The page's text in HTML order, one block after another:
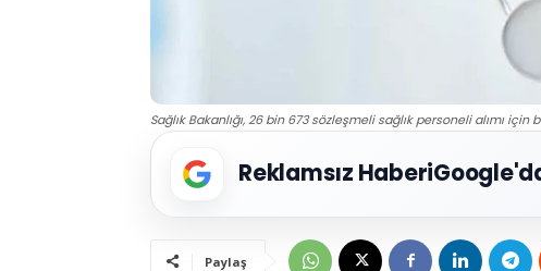
Sağlık Bakanlığı, 26 bin 673 sözleşmeli sağlık personeli alımı
Reklamsız Haberi
Paylaş